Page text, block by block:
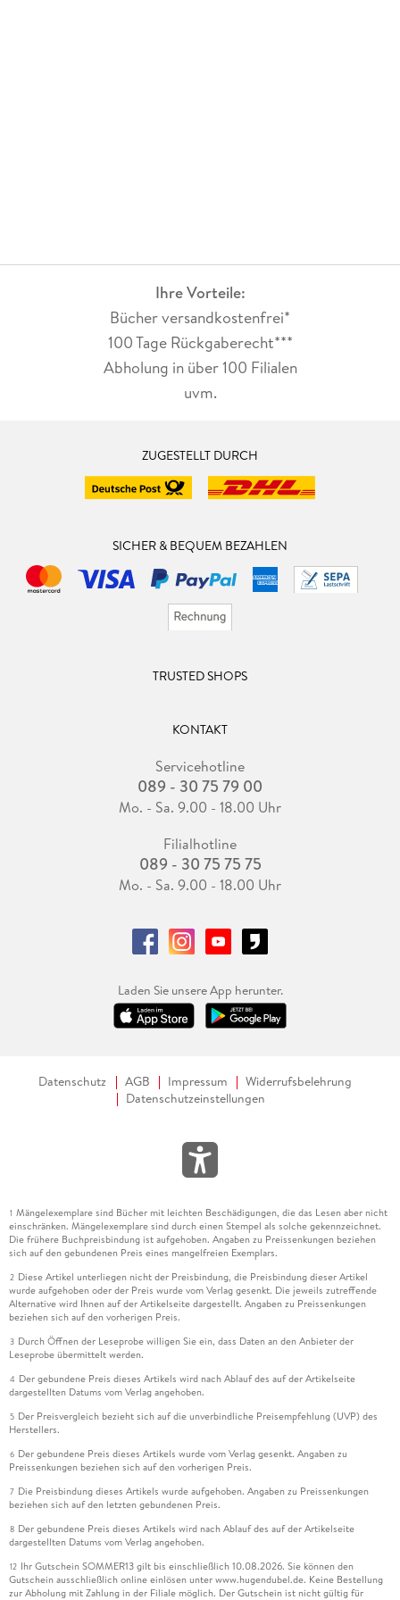
Ihre Vorteile:
Bücher versandkostenfrei*
100 Tage Rückgaberecht***
Abholung in über 100 Filialen
uvm.
ZUGESTELLT DURCH
SICHER & BEQUEM BEZAHLEN
TRUSTED SHOPS
KONTAKT
Servicehotline
089 - 30 75 79 00
Mo. - Sa. 9.00 - 18.00 Uhr
Filialhotline
089 - 30 75 75 75
Mo. - Sa. 9.00 - 18.00 Uhr
Laden Sie unsere App herunter.
Datenschutz AGB Impressum
Widerrufsbelehrung
Datenschutzeinstellungen
1 Mängelexemplare sind Bücher mit leichten Beschädigungen, die das Lesen aber nicht
einschränken. Mängelexemplare sind durch einen Stempel als solche gekennzeichnet.
Die frühere Buchpreisbindung ist aufgehoben. Angaben zu Preissenkungen beziehen
sich auf den gebundenen Preis eines mangelfreien Exemplars.
2 Diese Artikel unterliegen nicht der Preisbindung, die Preisbindung dieser Artikel
wurde aufgehoben oder der Preis wurde vom Verlag gesenkt. Die jeweils zutreffende
Alternative wird Ihnen auf der Artikelseite dargestellt. Angaben zu Preissenkungen
beziehen sich auf den vorherigen Preis.
3 Durch Öffnen der Leseprobe willigen Sie ein, dass Daten an den Anbieter der
Leseprobe übermittelt werden.
4 Der gebundene Preis dieses Artikels wird nach Ablauf des auf der Artikelseite
dargestellten Datums vom Verlag angehoben.
5 Der Preisvergleich bezieht sich auf die unverbindliche Preisempfehlung (UVP) des
Herstellers.
6 Der gebundene Preis dieses Artikels wurde vom Verlag gesenkt. Angaben zu
Preissenkungen beziehen sich auf den vorherigen Preis.
7 Die Preisbindung dieses Artikels wurde aufgehoben. Angaben zu Preissenkungen
beziehen sich auf den letzten gebundenen Preis.
8 Der gebundene Preis dieses Artikels wird nach Ablauf des auf der Artikelseite
dargestellten Datums vom Verlag angehoben.
12 Ihr Gutschein SOMMER13 gilt bis einschließlich 10.08.2026. Sie können den
Gutschein ausschließlich online einlösen unter www.hugendubel.de. Keine Bestellung
zur Abholung mit Zahlung in der Filiale möglich. Der Gutschein ist nicht gültig für